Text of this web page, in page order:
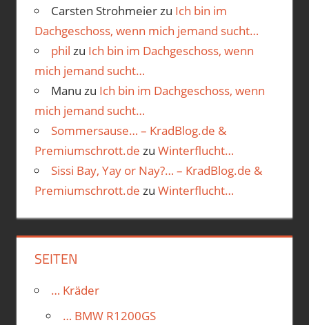
Carsten Strohmeierzu Ich bin im
Dachgeschoss, wenn mich jemand sucht…
phil zu Ich bin im Dachgeschoss, wenn
mich jemand sucht…
Manu zu Ich bin im Dachgeschoss, wenn
mich jemand sucht…
Sommersause… – KradBlog.de &
Premiumschrott.de zu Winterflucht…
Sissi Bay, Yay or Nay?… – KradBlog.de &
Premiumschrott.de zu Winterflucht…
SEITEN
… Kräder
… BMW R1200GS